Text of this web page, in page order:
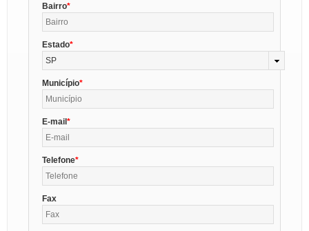
Bairro
Estado
SP
Município
E-mail
Telefone
Fax